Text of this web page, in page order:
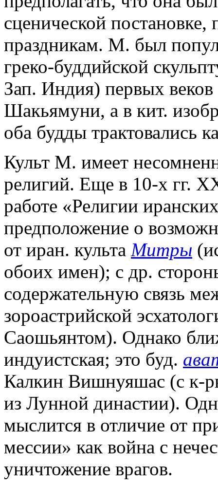
сценической постановке,
праздникам. М. был
греко-буддийской
Зап. Индия) первых
Шакьямуни, а в кит.
оба будды трактовались
Культ М. имеет
религий. Еще в 10-х гг.
работе «Религии
предположение о
от иран. культа Митры
обоих имен); с др.
содержательную связь
зороастрийской
Саошьянтом). Однако
индуистская; это буд.
Калкин Вишнуяшас (с к-
из Лунной династии).
мыслится в отличие от
мессии» как война с
уничтожение врагов.